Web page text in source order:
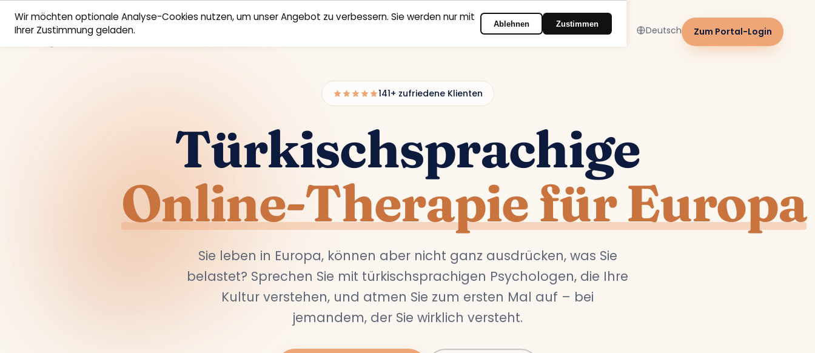
Kontakt Deutsch Zum Portal-Login
141+ zufriedene Klienten
Türkischsprachige
Online-Therapie für Europa
Sie leben in Europa, können aber nicht ganz ausdrücken, was Sie
belastet? Sprechen Sie mit türkischsprachigen Psychologen, die Ihre
Kultur verstehen, und atmen Sie zum ersten Mal auf – bei
jemandem, der Sie wirklich versteht.
Wir möchten optionale Analyse-Cookies nutzen, um unser Angebot zu verbessern. Sie werden nur mit
Ihrer Zustimmung geladen.
Ablehnen Zustimmen